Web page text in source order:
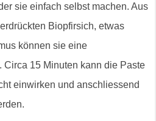
sie einfach selbst machen. Aus
Biopfirsich, etwas
können sie eine
Circa 15 Minuten kann die Paste
einwirken und anschliessend